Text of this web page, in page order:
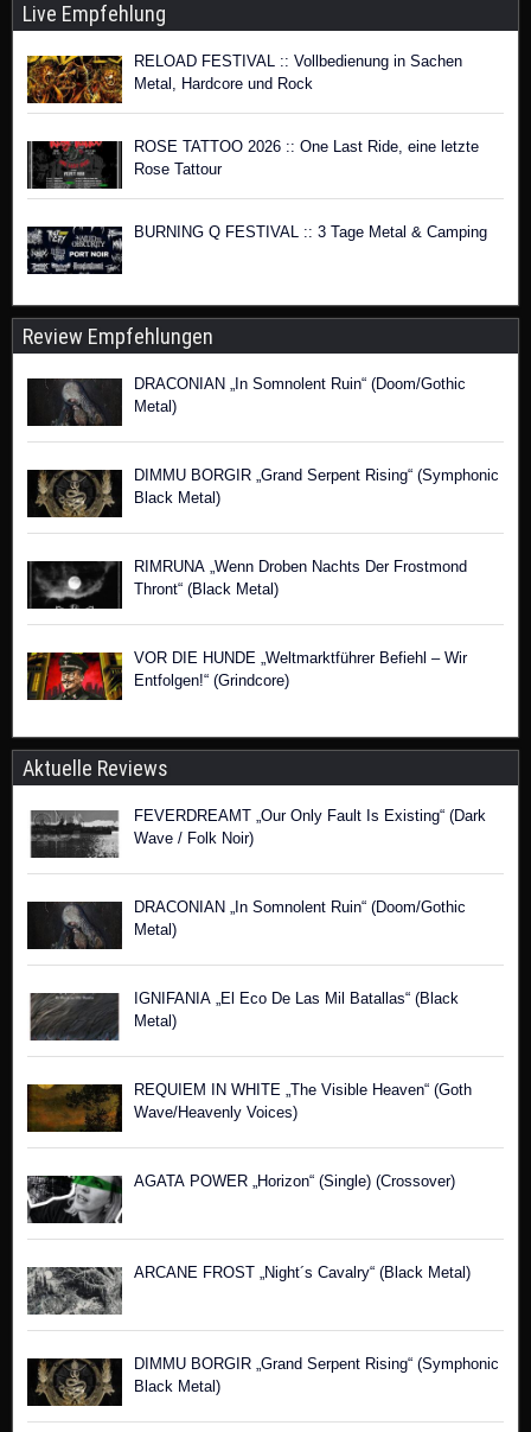
Live Empfehlung
RELOAD FESTIVAL :: Vollbedienung in Sachen
Metal, Hardcore und Rock
ROSE TATTOO 2026 :: One Last Ride, eine letzte
Rose Tattour
BURNING Q FESTIVAL :: 3 Tage Metal & Camping
Review Empfehlungen
DRACONIAN „In Somnolent Ruin“ (Doom/Gothic
Metal)
DIMMU BORGIR „Grand Serpent Rising“ (Symphonic
Black Metal)
RIMRUNA „Wenn Droben Nachts Der Frostmond
Thront“ (Black Metal)
VOR DIE HUNDE „Weltmarktführer Befiehl – Wir
Entfolgen!“ (Grindcore)
Aktuelle Reviews
FEVERDREAMT „Our Only Fault Is Existing“ (Dark
Wave / Folk Noir)
DRACONIAN „In Somnolent Ruin“ (Doom/Gothic
Metal)
IGNIFANIA „El Eco De Las Mil Batallas“ (Black
Metal)
REQUIEM IN WHITE „The Visible Heaven“ (Goth
Wave/Heavenly Voices)
AGATA POWER „Horizon“ (Single) (Crossover)
ARCANE FROST „Night´s Cavalry“ (Black Metal)
DIMMU BORGIR „Grand Serpent Rising“ (Symphonic
Black Metal)